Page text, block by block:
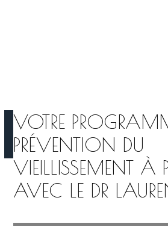
VOTRE
PRÉVENTION DU
VIEILLISSEMENT À
AVEC LE DR